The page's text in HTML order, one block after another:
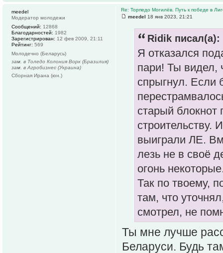
Re: Торпедо Могилёв. Путь к победе в
meedel 18 янв 2023, 21:21
Ridik писал(а):
Я отказался
пари! Ты видел,
спрыгнул. Если
старый блокнот
строительству.
выиграли ЛЕ.
лезь не в своё
огонь
Так по твоему,
там, что
смотрел, не
Ты мне лучше
Беларуси. Будь
meedel
Модератор молодежи
Сообщений: 12868
Благодарностей: 1982
Зарегистрирован: 12 фев 2009, 21:11
Рейтинг: 569
Молодечно (Беларусь)
зам. в Толедо Колония Ворк (Бразилия)
зам. в Агробизнес (Украина)
Сборная Ирана (юн.)